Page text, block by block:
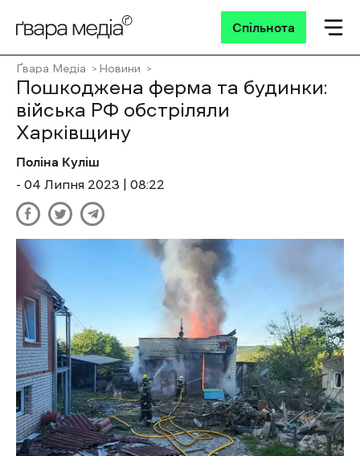
Спільнота
Ґвара Медіа Новини
Пошкоджена ферма та будинки:
війська РФ обстріляли
Харківщину
Поліна Куліш
- 04 Липня 2023 | 08:22